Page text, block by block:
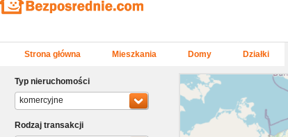
Strona główna Mieszkania Domy Działki
Typ nieruchomości
komercyjne
Rodzaj transakcji